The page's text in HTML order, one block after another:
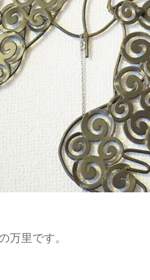
万里です。